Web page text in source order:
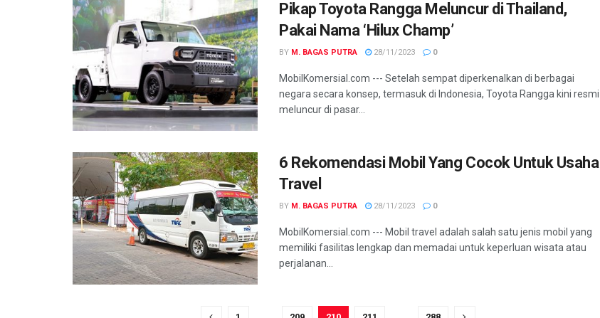
Pikap Toyota Rangga Meluncur di Thailand,
Pakai Nama ‘Hilux Champ’
BY M. BAGAS PUTRA 28/11/2023 0
MobilKomersial.com --- Setelah sempat diperkenalkan di berbagai
negara secara konsep, termasuk di Indonesia, Toyota Rangga kini resmi
meluncur di pasar...
6 Rekomendasi Mobil Yang Cocok Untuk Usaha
Travel
BY M. BAGAS PUTRA 28/11/2023 0
MobilKomersial.com --- Mobil travel adalah salah satu jenis mobil yang
memiliki fasilitas lengkap dan memadai untuk keperluan wisata atau
perjalanan...